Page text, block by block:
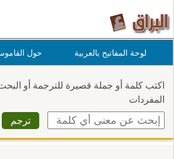
لوحة المفاتيح بالعربية حول
اكتب كلمة أو جملة قصيرة للترجمة أو
المفردات